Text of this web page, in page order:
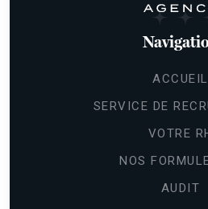
ACCUEIL
SERVICE DE
VOTRE
NOS
AUDIT